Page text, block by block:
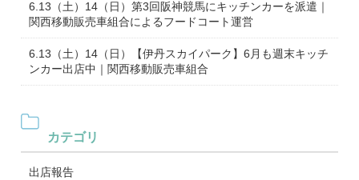
6.13（土）14（日）第3回阪神競馬にキッチンカーを派遣｜
関西移動販売車組合によるフードコート運営
6.13（土）14（日）【伊丹スカイパーク】6月も週末キッチ
ンカー出店中｜関西移動販売車組合
カテゴリ
出店報告